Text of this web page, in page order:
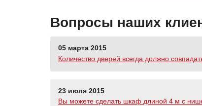
Вопросы наших
05 марта 2015
Количество дверей всегда должно
23 июля 2015
Вы можете сделать шкаф длиной 4 м с